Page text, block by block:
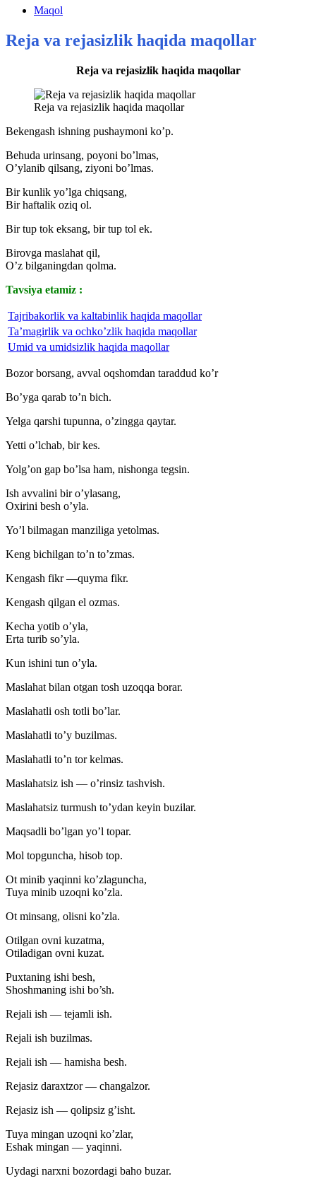
Maqol
Reja va rejasizlik haqida maqollar
Reja va rejasizlik haqida maqollar
Reja va rejasizlik haqida maqollar
Bekengash ishning pushaymoni ko’p.
Behuda urinsang, poyoni bo’lmas,
O’ylanib qilsang, ziyoni bo’lmas.
Bir kunlik yo’lga chiqsang,
Bir haftalik oziq ol.
Bir tup tok eksang, bir tup tol ek.
Birovga maslahat qil,
O’z bilganingdan qolma.
Tavsiya etamiz :
Tajribakorlik va kaltabinlik haqida maqollar
Ta’magirlik va ochko’zlik haqida maqollar
Umid va umidsizlik haqida maqollar
Bozor borsang, avval oqshomdan taraddud ko’r
Bo’yga qarab to’n bich.
Yelga qarshi tupunna, o’zingga qaytar.
Yetti o’lchab, bir kes.
Yolg’on gap bo’lsa ham, nishonga tegsin.
Ish avvalini bir o’ylasang,
Oxirini besh o’yla.
Yo’l bilmagan manziliga yetolmas.
Keng bichilgan to’n to’zmas.
Kengash fikr —quyma fikr.
Kengash qilgan el ozmas.
Kecha yotib o’yla,
Erta turib so’yla.
Kun ishini tun o’yla.
Maslahat bilan otgan tosh uzoqqa borar.
Maslahatli osh totli bo’lar.
Maslahatli to’y buzilmas.
Maslahatli to’n tor kelmas.
Maslahatsiz ish — o’rinsiz tashvish.
Maslahatsiz turmush to’ydan keyin buzilar.
Maqsadli bo’lgan yo’l topar.
Mol topguncha, hisob top.
Ot minib yaqinni ko’zlaguncha,
Tuya minib uzoqni ko’zla.
Ot minsang, olisni ko’zla.
Otilgan ovni kuzatma,
Otiladigan ovni kuzat.
Puxtaning ishi besh,
Shoshmaning ishi bo’sh.
Rejali ish — tejamli ish.
Rejali ish buzilmas.
Rejali ish — hamisha besh.
Rejasiz daraxtzor — changalzor.
Rejasiz ish — qolipsiz g’isht.
Tuya mingan uzoqni ko’zlar,
Eshak mingan — yaqinni.
Uydagi narxni bozordagi baho buzar.